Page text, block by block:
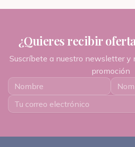
¿Quieres recibir
Suscríbete a nuestro newsletter y
promoción